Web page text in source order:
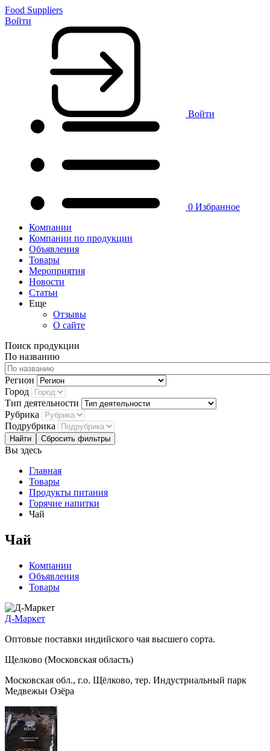
Food Suppliers
Войти
Войти
0 Избранное
Компании
Компании по продукции
Объявления
Товары
Мероприятия
Новости
Статьи
Еще
Отзывы
О сайте
Поиск продукции
По названию
Регион
Город
Тип деятельности
Рубрика
Подрубрика
Сбросить фильтры
Вы здесь
Главная
Товары
Продукты питания
Горячие напитки
Чай
Чай
Компании
Объявления
Товары
Д-Маркет
Оптовые поставки индийского чая высшего сорта.
Щелково (Московская область)
Московская обл., г.о. Щёлково, тер. Индустриальный парк
Медвежьи Озёра